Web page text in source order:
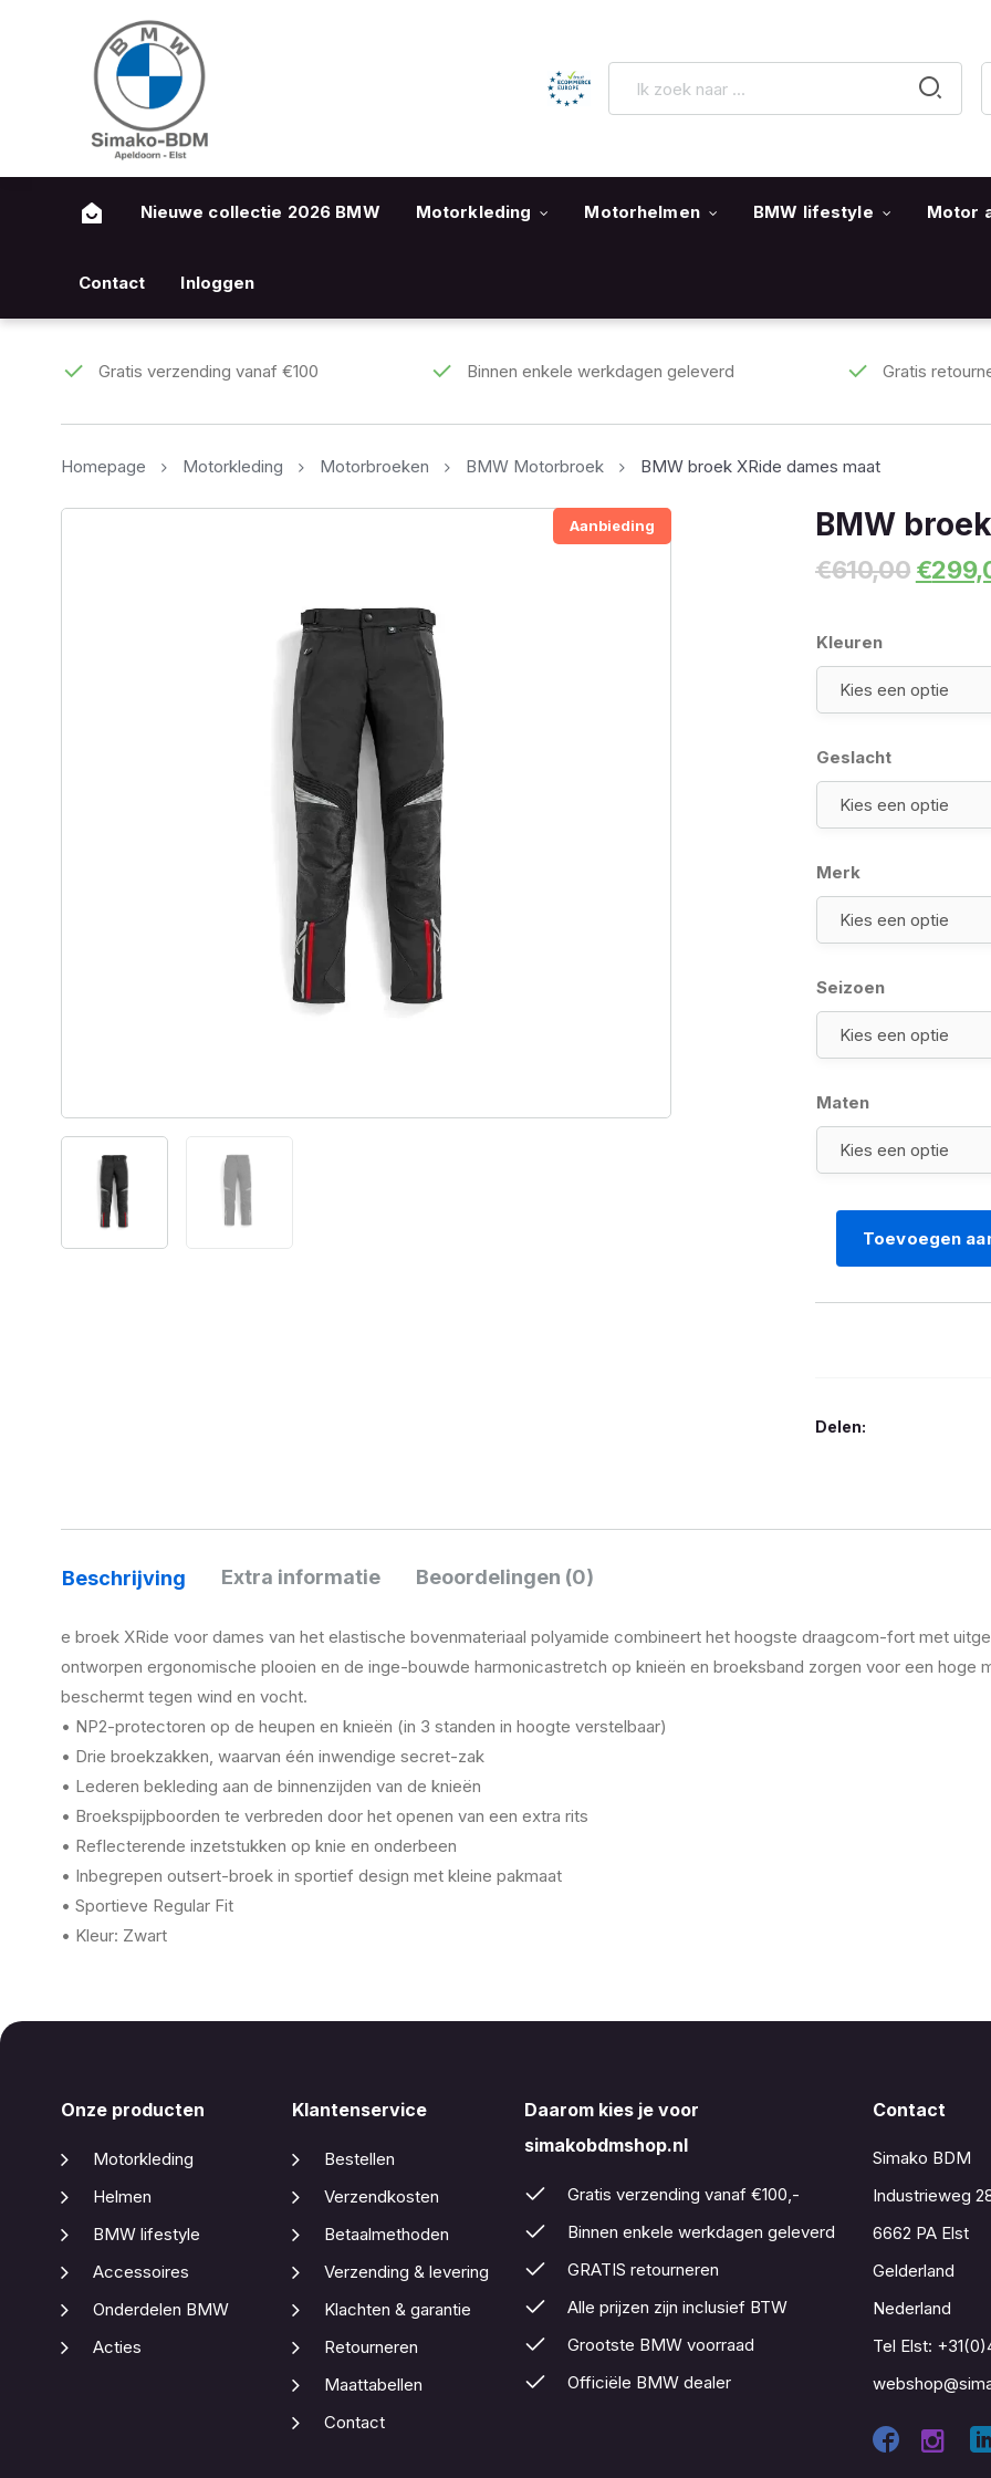
Nieuwe collectie 2026 BMW Motorkleding Motorhelmen BMW lifestyle Motor
Contact Inloggen
Gratis verzending vanaf €100 Binnen enkele werkdagen geleverd Gratis
Homepage Motorkleding Motorbroeken BMW Motorbroek BMW broek XRide dames maat
Aanbieding BMW
€610,00
prijs
€
Kleuren
Geslacht
Merk
Seizoen
Maten
Toevoegen
Delen:
Beschrijving Extra informatie Beoordelingen (0)
e broek XRide voor dames van het elastische bovenmateriaal polyamide combineert het hoogste draagcom-fort met
ontworpen ergonomische plooien en de inge-bouwde harmonicastretch op knieën en broeksband zorgen voor een hoge
beschermt tegen wind en vocht.
• NP2-protectoren op de heupen en knieën (in 3 standen in hoogte verstelbaar)
• Drie broekzakken, waarvan één inwendige secret-zak
• Lederen bekleding aan de binnenzijden van de knieën
• Broekspijpboorden te verbreden door het openen van een extra rits
• Reflecterende inzetstukken op knie en onderbeen
• Inbegrepen outsert-broek in sportief design met kleine pakmaat
• Sportieve Regular Fit
• Kleur: Zwart
Onze producten
Motorkleding
Helmen
BMW lifestyle
Accessoires
Onderdelen BMW
Acties
Klantenservice
Bestellen
Verzendkosten
Betaalmethoden
Verzending & levering
Klachten & garantie
Retourneren
Maattabellen
Contact
Daarom kies je voor
simakobdmshop.nl
Gratis verzending vanaf €100,-
Binnen enkele werkdagen geleverd
GRATIS retourneren
Alle prijzen zijn inclusief BTW
Grootste BMW voorraad
Officiële BMW dealer
Contact
Simako BDM
Industrieweg
6662 PA Elst
Gelderland
Nederland
Tel Elst: